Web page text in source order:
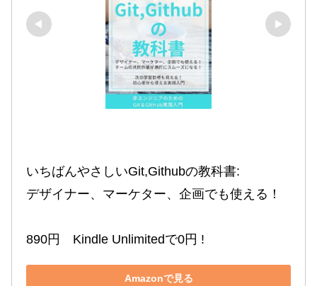
いちばんやさしいGit,Githubの教科書:
デザイナー、マーケター、企画でも使える！
890円　Kindle Unlimitedで0円 !
Amazonで見る